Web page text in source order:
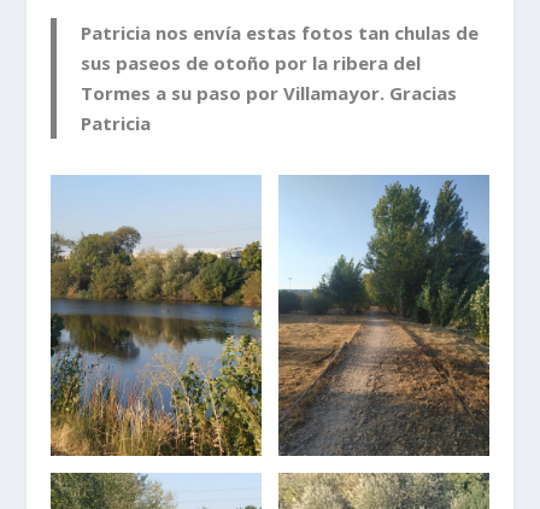
Patricia nos envía estas fotos tan chulas de
sus paseos de otoño por la ribera del
Tormes a su paso por Villamayor. Gracias
Patricia